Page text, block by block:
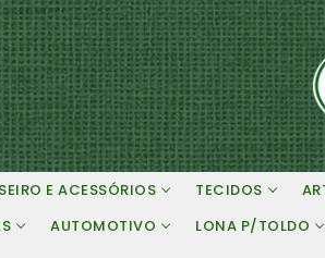
E ACESSÓRIOS TECIDOS
AUTOMOTIVO LONA P/TOLDO